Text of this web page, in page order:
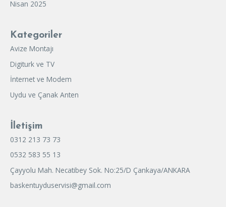
Nisan 2025
Kategoriler
Avize Montajı
Digiturk ve TV
İnternet ve Modem
Uydu ve Çanak Anten
İletişim
0312 213 73 73
0532 583 55 13
Çayyolu Mah. Necatibey Sok. No:25/D Çankaya/ANKARA
baskentuyduservisi@gmail.com